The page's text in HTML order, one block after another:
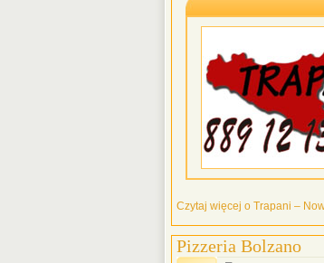
Czytaj więcej o Trapani –
Pizzeria Bolzano